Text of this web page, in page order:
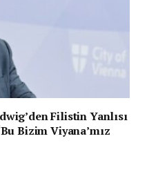
Filistin Yanlısı
Bizim Viyana’mız